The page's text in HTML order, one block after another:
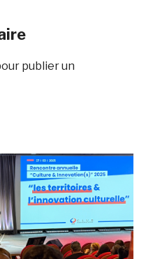
publier un